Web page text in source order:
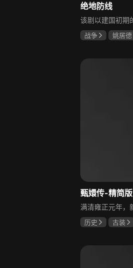
绝地防线
战争
姚居德
甄嬛传-精简版
历史 古装